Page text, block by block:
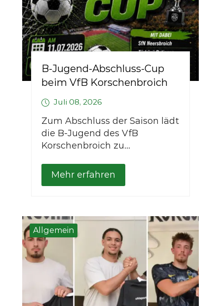
B-Jugend-Abschluss-Cup
beim VfB Korschenbroich
Juli 08, 2026
Zum Abschluss der Saison lädt
die B-Jugend des VfB
Korschenbroich zu...
Mehr erfahren
Allgemein